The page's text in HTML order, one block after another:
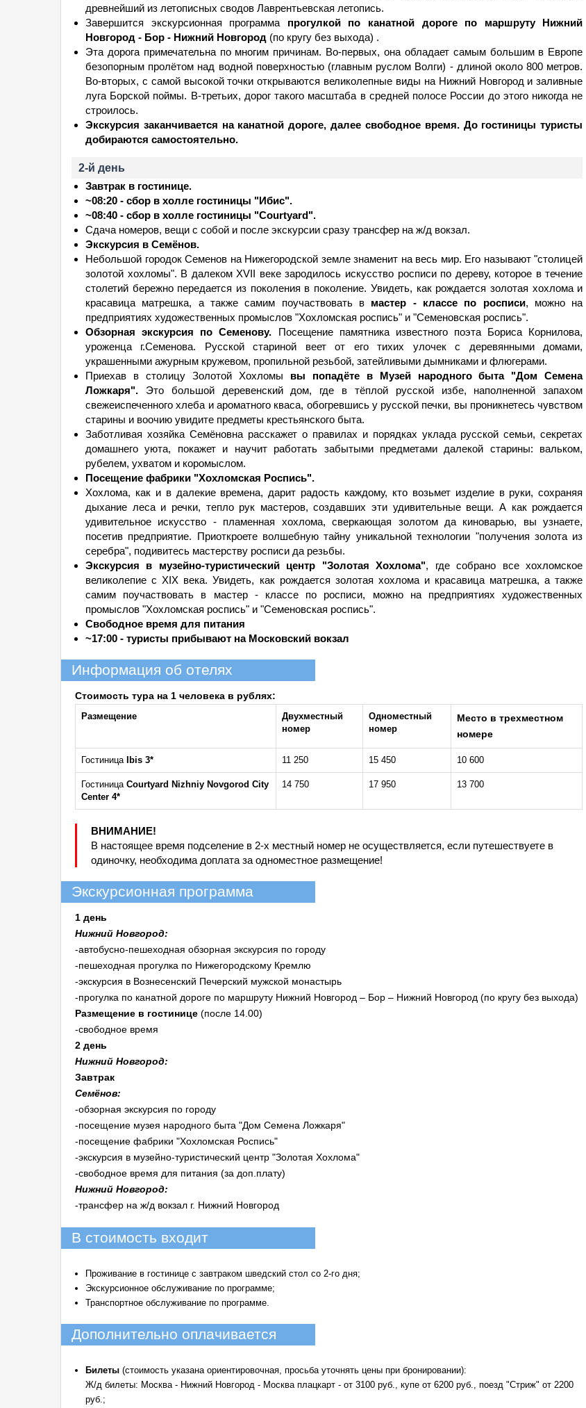
древнейший из летописных сводов Лаврентьевская летопись.
Завершится экскурсионная программа прогулкой по канатной дороге по маршруту Нижний
Новгород - Бор - Нижний Новгород (по кругу без выхода) .
Эта дорога примечательна по многим причинам. Во-первых, она обладает самым большим в Европе
безопорным пролётом над водной поверхностью (главным руслом Волги) - длиной около 800 метров.
Во-вторых, с самой высокой точки открываются великолепные виды на Нижний Новгород и заливные
луга Борской поймы. В-третьих, дорог такого масштаба в средней полосе России до этого никогда не
строилось.
Экскурсия заканчивается на канатной дороге, далее свободное время. До гостиницы туристы
добираются самостоятельно.
2-й день
Завтрак в гостинице.
~08:20 - сбор в холле гостиницы "Ибис".
~08:40 - сбор в холле гостиницы "Courtyard".
Сдача номеров, вещи с собой и после экскурсии сразу трансфер на ж/д вокзал.
Экскурсия в Семёнов.
Небольшой городок Семенов на Нижегородской земле знаменит на весь мир. Его называют "столицей
золотой хохломы". В далеком XVII веке зародилось искусство росписи по дереву, которое в течение
столетий бережно передается из поколения в поколение. Увидеть, как рождается золотая хохлома и
красавица матрешка, а также самим поучаствовать в мастер - классе по росписи, можно на
предприятиях художественных промыслов "Хохломская роспись" и "Семеновская роспись".
Обзорная экскурсия по Семенову. Посещение памятника известного поэта Бориса Корнилова,
уроженца г.Семенова. Русской стариной веет от его тихих улочек с деревянными домами,
украшенными ажурным кружевом, пропильной резьбой, затейливыми дымниками и флюгерами.
Приехав в столицу Золотой Хохломы вы попадёте в Музей народного быта "Дом Семена
Ложкаря". Это большой деревенский дом, где в тёплой русской избе, наполненной запахом
свежеиспеченного хлеба и ароматного кваса, обогревшись у русской печки, вы проникнетесь чувством
старины и воочию увидите предметы крестьянского быта.
Заботливая хозяйка Семёновна расскажет о правилах и порядках уклада русской семьи, секретах
домашнего уюта, покажет и научит работать забытыми предметами далекой старины: вальком,
рубелем, ухватом и коромыслом.
Посещение фабрики "Хохломская Роспись".
Хохлома, как и в далекие времена, дарит радость каждому, кто возьмет изделие в руки, сохраняя
дыхание леса и речки, тепло рук мастеров, создавших эти удивительные вещи. А как рождается
удивительное искусство - пламенная хохлома, сверкающая золотом да киноварью, вы узнаете,
посетив предприятие. Приоткроете волшебную тайну уникальной технологии "получения золота из
серебра", подивитесь мастерству росписи да резьбы.
Экскурсия в музейно-туристический центр "Золотая Хохлома", где собрано все хохломское
великолепие с XIX века. Увидеть, как рождается золотая хохлома и красавица матрешка, а также
самим поучаствовать в мастер - классе по росписи, можно на предприятиях художественных
промыслов "Хохломская роспись" и "Семеновская роспись".
Свободное время для питания
~17:00 - туристы прибывают на Московский вокзал
Информация об отелях
Стоимость тура на 1 человека в рублях:
Размещение
Двухместный
номер
Одноместный
номер
Место в трехместном
номере
Гостиница Ibis 3* 11 250 15 450 10 600
Гостиница Courtyard Nizhniy Novgorod City
Center 4*
14 750 17 950 13 700
ВНИМАНИЕ!
В настоящее время подселение в 2-х местный номер не осуществляется, если путешествуете в
одиночку, необходима доплата за одноместное размещение!
Экскурсионная программа
1 день
Нижний Новгород:
-автобусно-пешеходная обзорная экскурсия по городу
-пешеходная прогулка по Нижегородскому Кремлю
-экскурсия в Вознесенский Печерский мужской монастырь
-прогулка по канатной дороге по маршруту Нижний Новгород – Бор – Нижний Новгород (по кругу без выхода)
Размещение в гостинице (после 14.00)
-свободное время
2 день
Нижний Новгород:
Завтрак
Семёнов:
-обзорная экскурсия по городу
-посещение музея народного быта "Дом Семена Ложкаря"
-посещение фабрики "Хохломская Роспись"
-экскурсия в музейно-туристический центр "Золотая Хохлома"
-свободное время для питания (за доп.плату)
Нижний Новгород:
-трансфер на ж/д вокзал г. Нижний Новгород
В стоимость входит
Проживание в гостинице с завтраком шведский стол со 2-го дня;
Экскурсионное обслуживание по программе;
Транспортное обслуживание по программе.
Дополнительно оплачивается
Билеты (стоимость указана ориентировочная, просьба уточнять цены при бронировании):
Ж/д билеты: Москва - Нижний Новгород - Москва плацкарт - от 3100 руб., купе от 6200 руб., поезд "Стриж" от 2200
руб.;